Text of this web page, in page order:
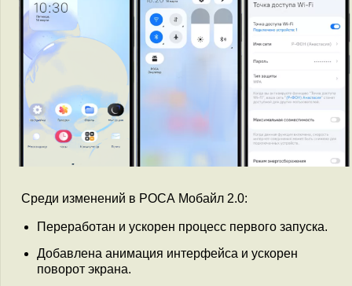
Среди изменений в РОСА Мобайл 2.0:
Переработан и ускорен процесс первого запуска.
Добавлена анимация интерфейса и ускорен
поворот экрана.